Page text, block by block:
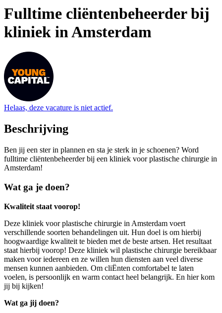
Fulltime cliëntenbeheerder bij
kliniek in Amsterdam
Helaas, deze vacature is niet actief.
Beschrijving
Ben jij een ster in plannen en sta je sterk in je schoenen? Word
fulltime cliëntenbeheerder bij een kliniek voor plastische chirurgie in
Amsterdam!
Wat ga je doen?
Kwaliteit staat voorop!
Deze kliniek voor plastische chirurgie in Amsterdam voert
verschillende soorten behandelingen uit. Hun doel is om hierbij
hoogwaardige kwaliteit te bieden met de beste artsen. Het resultaat
staat hierbij voorop! Deze kliniek wil plastische chirurgie bereikbaar
maken voor iedereen en ze willen hun diensten aan veel diverse
mensen kunnen aanbieden. Om cliËnten comfortabel te laten
voelen, is persoonlijk en warm contact heel belangrijk. En hier kom
jij bij kijken!
Wat ga jij doen?